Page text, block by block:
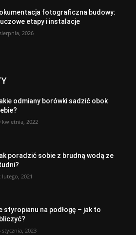
fotograficzna budowy:
etapy i instalacje
2026
odmiany borówki sadzić obok
kwietnia, 2022
poradzić sobie z brudną wodą ze
lutego, 2021
styropianu na podłogę – jak to
stycznia, 2023